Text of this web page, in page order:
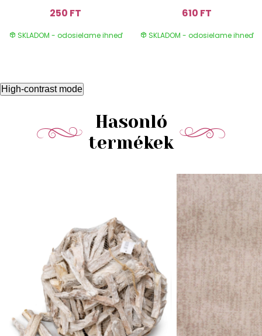
250 FT
SKLADOM - odosielame ihneď
610 FT
SKLADOM - odosielame ihneď
High-contrast mode
Hasonló
termékek